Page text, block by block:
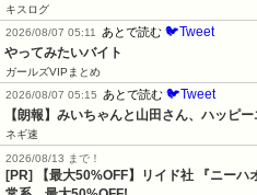
キスログ
2026/08/07 05:11
あとで読む 🐦Tweet
やってみたいバイト
ガールズVIPまとめ
2026/08/07 05:15
あとで読む 🐦Tweet
【朗報】みいちゃんと山田さん、ハッピ
ネギ速
2026/08/13 まで！
[PR] 【最大50%OFF】リイド社 『ニーハ